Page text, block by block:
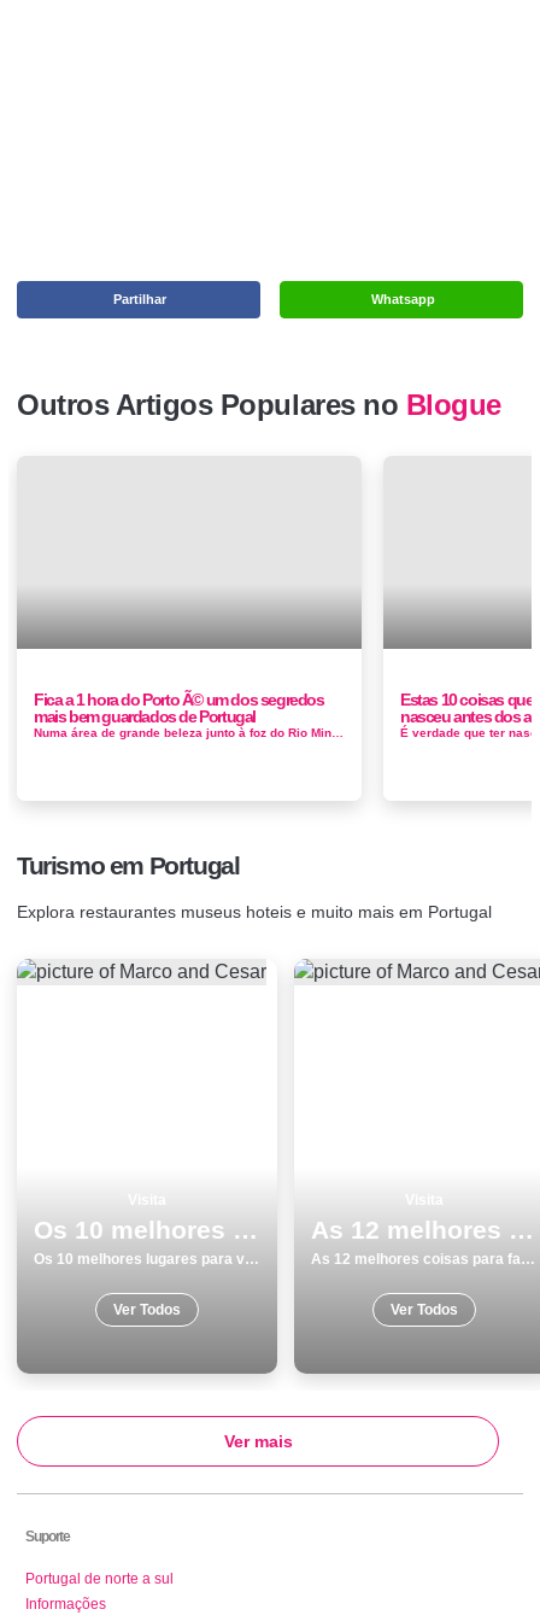
Whatsapp
Partilhar
Outros Artigos Populares no Blogue
Fica a 1 hora do Porto Ã© um dos segredos
mais bem guardados de Portugal
Estas 10 coisas que
nasceu antes dos
Turismo em Portugal
Explora restaurantes museus hoteis e muito mais em Portugal
Os 10 melhores lugares para visitar em Sesimbra
Os 10 melhores lugares para visitar em Sesimbra
Ver Todos
As 12 melhores coisas para fazer e visitar em Beja
As 12 melhores coisas para fazer e visitar em Beja
Ver Todos
Ver mais
Suporte
Portugal de norte a sul
Informações